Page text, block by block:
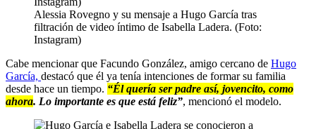
Alessia Rovegno y su mensaje a Hugo García tras
filtración de video íntimo de Isabella Ladera. (Foto:
Instagram)
Cabe mencionar que Facundo González, amigo cercano de Hugo
García, destacó que él ya tenía intenciones de formar su familia
desde hace un tiempo. “Él quería ser padre así, jovencito, como
ahora. Lo importante es que está feliz”, mencionó el modelo.